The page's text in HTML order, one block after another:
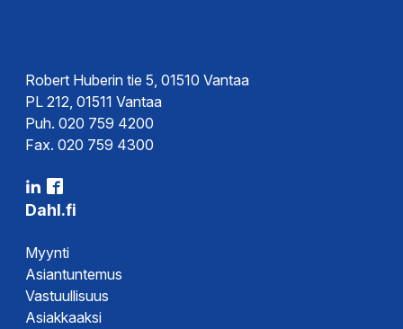
Esite
Hyväksynnät
Vaatimustenmukaisuusvakuutus
DoC
Robert Huberin tie 5, 01510 Vantaa
PL 212, 01511 Vantaa
Puh. 020 759 4200
Fax. 020 759 4300
Dahl.fi
Myynti
Asiantuntemus
Vastuullisuus
Asiakkaaksi